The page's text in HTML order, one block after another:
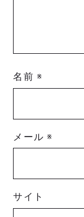
名前 ※
メール ※
サイト